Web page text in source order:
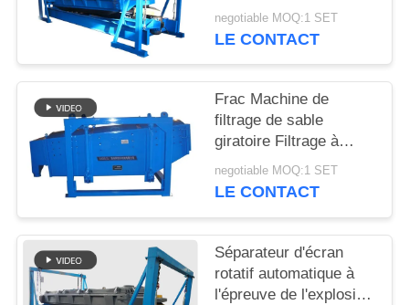
PRIVACY
POLICY
dépistage du sable de
silice
negotiable MOQ:1 SET
LE CONTACT
Frac Machine de
filtrage de sable
giratoire Filtrage à
grande capacité de
filtrage
negotiable MOQ:1 SET
LE CONTACT
Séparateur d'écran
rotatif automatique à
l'épreuve de l'explosion